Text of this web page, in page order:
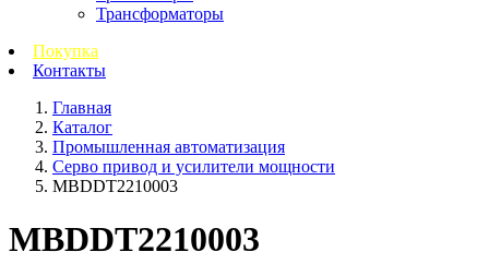
Трансформаторы
Покупка
Контакты
Главная
Каталог
Промышленная автоматизация
Серво привод и усилители мощности
MBDDT2210003
MBDDT2210003